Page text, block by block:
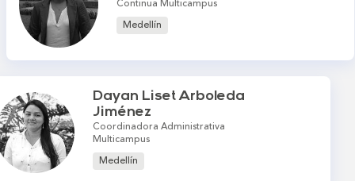
Continua Multicampus
Medellín
Dayan Liset Arboleda
Jiménez
Coordinadora Administrativa
Multicampus
Medellín